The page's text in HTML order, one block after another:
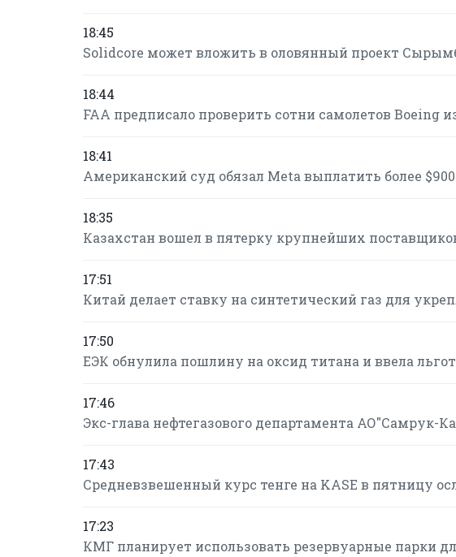
18:45
Solidcore может вложить в оловянный проект
18:44
FAA предписало проверить сотни самолетов
18:41
Американский суд обязал Meta выплатить более
18:35
Казахстан вошел в пятерку крупнейших
17:51
Китай делает ставку на синтетический газ для
17:50
ЕЭК обнулила пошлину на оксид титана и ввела
17:46
Экс-глава нефтегазового департамента АО"Самрук-
17:43
Средневзвешенный курс тенге на KASE в пятницу
17:23
КМГ планирует использовать резервуарные парки